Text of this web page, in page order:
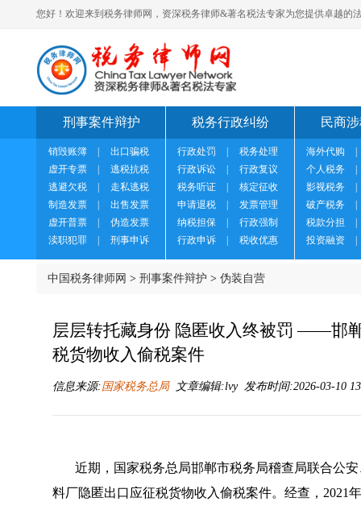
您好！欢迎来到税务律师网，资深税务律师&著名税法专家为您提供卓越的
刑事案件辩护
销毁账簿
出口骗税
虚开专票
逃税抗税
逃避欠税
走私逃税
制造发票
出售发票
虚开普票
伪造发票
渎职犯罪
刑事申诉
税务行政纠纷
行政处罚
税务处理
行政诉讼
行政复议
税务听证
核定征收
申请退税
发票管理
纳税担保
行政强制
行政申诉
税收优惠
民商
海外代购
个人税务
影视税务
破产税务
税款分担
投资融资
中国税务律师网 > 刑事案件辩护 > 伪装自营
层层转托藏身份 隐匿收入终被罚 ——邯
税货物收入偷税案件
信息来源:国家税务总局文章编辑:lvy 发布时间:2026-03-10
近期，国家税务总局邯郸市税务局稽查局联合公
料厂隐匿出口应征税货物收入偷税案件。经查，2021